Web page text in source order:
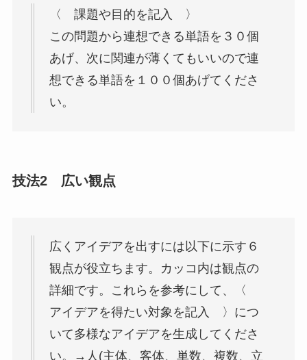
〈 課題や目的を記入 〉
この問題から連想できる単語を３０個
あげ、次に関連が薄くてもいいので連
想できる単語を１００個あげてくださ
い。
技法2 広い観点
広くアイデアを出すには以下に示す６
観点が役立ちます。カッコ内は観点の
詳細です。これらを参考にして、〈
アイデアを得たい対象を記入 〉につ
いて多様なアイデアを生成してくださ
い。→人(主体、客体、単数、複数、立